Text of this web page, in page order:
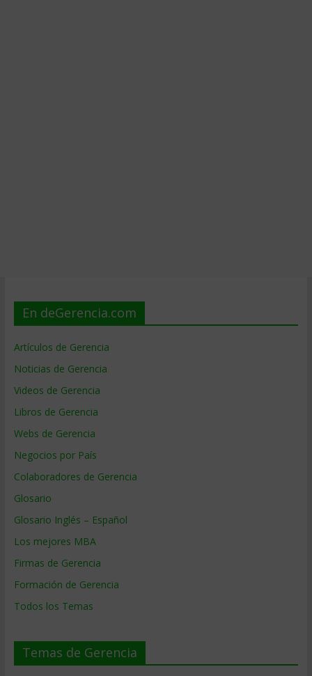
En deGerencia.com
Artículos de Gerencia
Noticias de Gerencia
Videos de Gerencia
Libros de Gerencia
Webs de Gerencia
Negocios por País
Colaboradores de Gerencia
Glosario
Glosario Inglés – Español
Los mejores MBA
Firmas de Gerencia
Formación de Gerencia
Todos los Temas
Temas de Gerencia